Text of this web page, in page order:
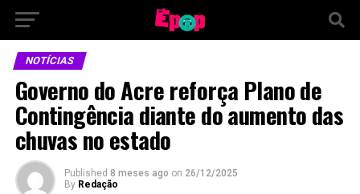
NOTÍCIAS
Governo do Acre reforça Plano de
Contingência diante do aumento das
chuvas no estado
Published 8 meses ago on 26/12/2025
By Redação